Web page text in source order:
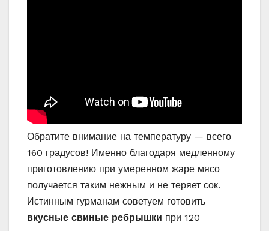
Обратите внимание на температуру — всего
160 градусов! Именно благодаря медленному
приготовлению при умеренном жаре мясо
получается таким нежным и не теряет сок.
Истинным гурманам советуем готовить
вкусные свиные ребрышки при 120